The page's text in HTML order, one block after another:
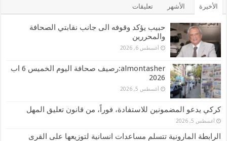
الأخيرة الأشهر تعليقات
حبيب يؤكد وقوفه الى جانب نقابتي الصحافة
والمحررين
أغسطس 6, 2026
almontasher:رصيف صحافة اليوم الخميس 6 اب
2026
أغسطس 5, 2026
كركي يدعو المضمونين للاستفادة، فوراً، من قانون تعليق المهل
أغسطس 5, 2026
الرابطة المارونية تتسلم مساعدات انسانية لتوزيعها على القرى